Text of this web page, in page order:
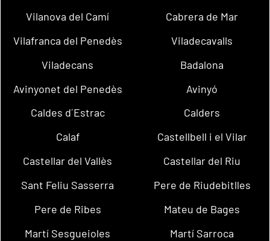
Vilanova del Camí
Cabrera de Mar
Vilafranca del Penedès
Viladecavalls
Viladecans
Badalona
Avinyonet del Penedès
Avinyó
Caldes d´Estrac
Calders
Calaf
Castellbell i el Vilar
Castellar del Vallès
Castellar del Riu
Sant Feliu Sasserra
Pere de Riudebitlles
Pere de Ribes
Mateu de Bages
Martí Sesgueioles
Martí Sarroca